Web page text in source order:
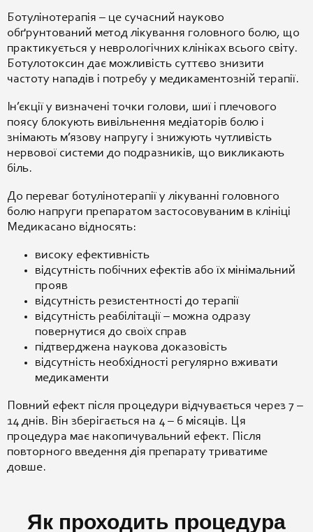
Ботулінотерапія – це сучасний науково
обґрунтований метод лікування головного болю, що
практикується у неврологічних клініках всього світу.
Ботулотоксин дає можливість суттєво знизити
частоту нападів і потребу у медикаментозній терапії.
Ін’єкції у визначені точки голови, шиї і плечового
поясу блокують вивільнення медіаторів болю і
знімають м’язову напругу і знижують чутливість
нервової системи до подразників, що викликають
біль.
До переваг ботулінотерапії у лікуванні головного
болю напруги препаратом застосовуваним в клініці
Медикасано відносять:
високу ефективність
відсутність побічних ефектів або їх мінімальний
прояв
відсутність резистентності до терапії
відсутність реабілітації – можна одразу
повернутися до своїх справ
підтверджена наукова доказовість
відсутність необхідності регулярно вживати
медикаменти
Повний ефект після процедури відчувається через 7 –
14 днів. Він зберігається на 4 – 6 місяців. Ця
процедура має накопичувальний ефект. Після
повторного введення дія препарату триватиме
довше.
Як проходить процедура